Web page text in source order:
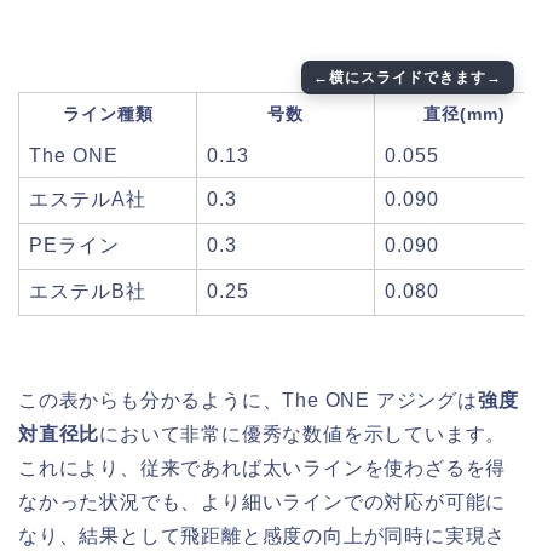
ライン種類 号数 直径(mm)
The ONE 0.13 0.055
エステルA社 0.3 0.090
PEライン 0.3 0.090
エステルB社 0.25 0.080
この表からも分かるように、The ONE アジングは強度
対直径比において非常に優秀な数値を示しています。
これにより、従来であれば太いラインを使わざるを得
なかった状況でも、より細いラインでの対応が可能に
なり、結果として飛距離と感度の向上が同時に実現さ